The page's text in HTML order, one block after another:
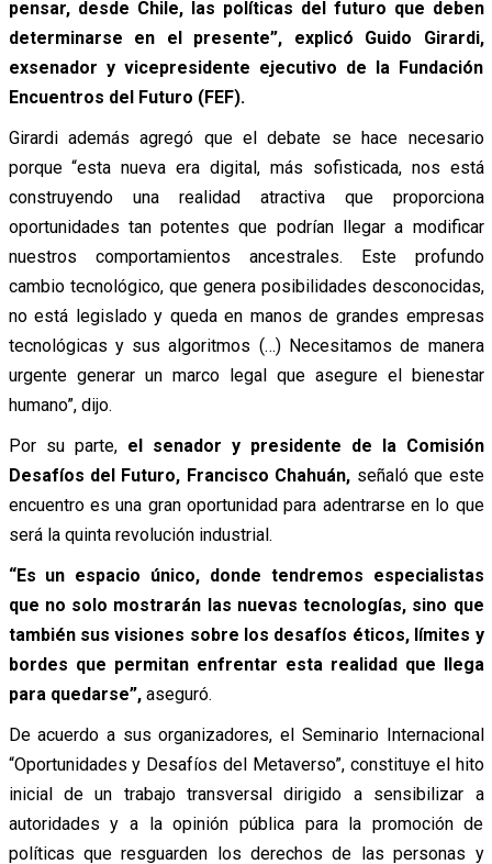
pensar, desde Chile, las políticas del futuro que deben
determinarse en el presente”, explicó Guido Girardi,
exsenador y vicepresidente ejecutivo de la Fundación
Encuentros del Futuro (FEF).
Girardi además agregó que el debate se hace necesario
porque “esta nueva era digital, más sofisticada, nos está
construyendo una realidad atractiva que proporciona
oportunidades tan potentes que podrían llegar a modificar
nuestros comportamientos ancestrales. Este profundo
cambio tecnológico, que genera posibilidades desconocidas,
no está legislado y queda en manos de grandes empresas
tecnológicas y sus algoritmos (…) Necesitamos de manera
urgente generar un marco legal que asegure el bienestar
humano”, dijo.
Por su parte, el senador y presidente de la Comisión
Desafíos del Futuro, Francisco Chahuán, señaló que este
encuentro es una gran oportunidad para adentrarse en lo que
será la quinta revolución industrial.
“Es un espacio único, donde tendremos especialistas
que no solo mostrarán las nuevas tecnologías, sino que
también sus visiones sobre los desafíos éticos, límites y
bordes que permitan enfrentar esta realidad que llega
para quedarse”,aseguró.
De acuerdo a sus organizadores, el Seminario Internacional
“Oportunidades y Desafíos del Metaverso”, constituye el hito
inicial de un trabajo transversal dirigido a sensibilizar a
autoridades y a la opinión pública para la promoción de
políticas que resguarden los derechos de las personas y